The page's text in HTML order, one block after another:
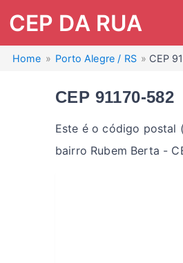
CEP DA RUA
Home Porto Alegre / RS CEP
CEP 91170-582
Este é o código postal
bairro Rubem Berta -